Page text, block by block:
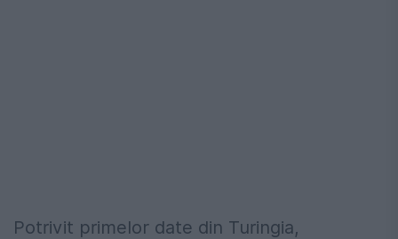
Potrivit primelor date din Turingia,